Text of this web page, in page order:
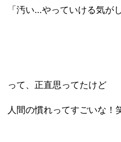
「汚い…やっていける気が
って、正直思ってたけど
人間の慣れってすごいな！